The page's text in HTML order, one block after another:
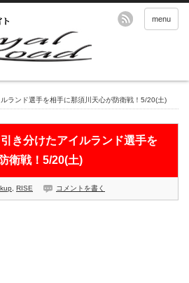
menu
ランド選手を相手に那須川天心が防衛戦！5/20(土)
引き分けたアイルランド選手を
衛戦！5/20(土)
RISE コメントを書く